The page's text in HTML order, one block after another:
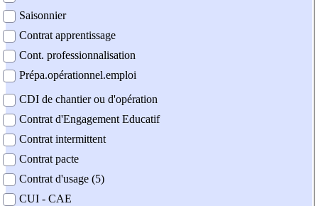
Saisonnier
Contrat apprentissage
Cont. professionnalisation
Prépa.opérationnel.emploi
CDI de chantier ou d'opération
Contrat d'Engagement Educatif
Contrat intermittent
Contrat pacte
Contrat d'usage (5)
CUI - CAE